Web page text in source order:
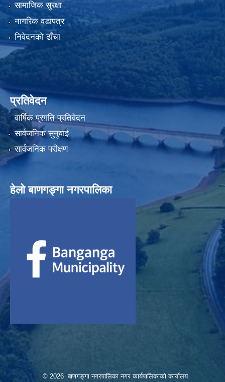
सामाजिक सुरक्षा
नागरिक वडापत्र
निवेदनको ढाँचा
प्रतिवेदन
वार्षिक प्रगति प्रतिवेदन
सार्वजनिक सुनुवाई
सार्वजनिक परीक्षण
हेलाे बाणगङ्गा नगरपालिका
© 2026 बाणगङ्गा नगरपालिका नगर कार्यपालिकाको कार्यालय